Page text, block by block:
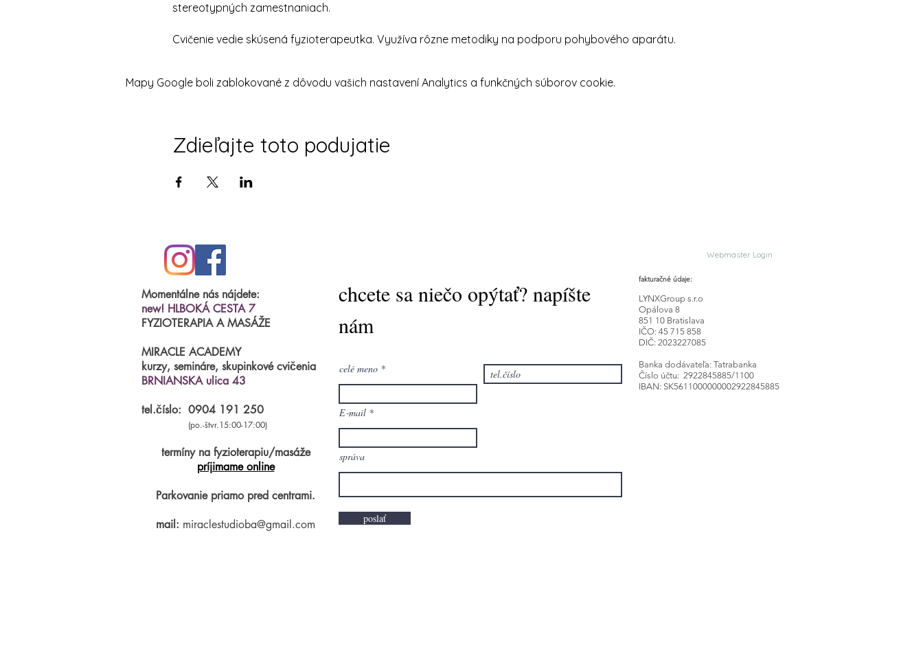
stereotypných zamestnaniach.
Cvičenie vedie skúsená fyzioterapeutka. Využíva rôzne metodiky na podporu pohybového aparátu.
Mapy Google boli zablokované z dôvodu vašich nastavení Analytics a funkčných súborov cookie.
Zdieľajte toto podujatie
Momentálne nás nájdete:
new! HLBOKÁ CESTA 7
FYZIOTERAPIA A MASÁŽE
MIRACLE ACADEMY
kurzy, semináre, skupinkové cvičenia
BRNIANSKA ulica 43
tel.číslo: 0904 191 250
(po.-štvr.15:00-17:00)
termíny na fyzioterapiu/masáže
príjimame online
Parkovanie priamo pred centrami.
mail: miraclestudioba@gmail.com
chcete sa niečo opýtať? napíšte
nám
celé meno
E‑mail
správa
poslať
Webmaster Login
fakturačné údaje:
LYNXGroup s.r.o
Opálova 8
851 10 Bratislava
IČO: 45 715 858
DIČ: 2023227085
Banka dodávateľa: Tatrabanka
Číslo účtu: 2922845885/1100
IBAN: SK5611000000002922845885